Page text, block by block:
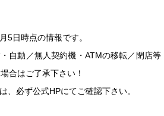
5日時点の情報です。
自動／無人契約機・ATMの移転／閉店等
合はご了承下さい！
、必ず公式HPにてご確認下さい。